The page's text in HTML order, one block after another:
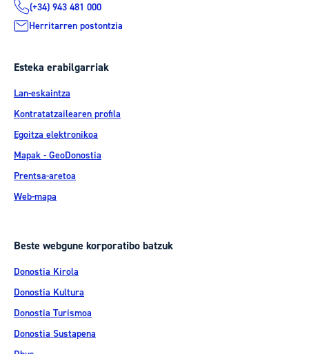
(+34) 943 481 000
Herritarren postontzia
Esteka erabilgarriak
Lan-eskaintza
Kontratatzailearen profila
Egoitza elektronikoa
Mapak - GeoDonostia
Prentsa-aretoa
Web-mapa
Beste webgune korporatibo batzuk
Donostia Kirola
Donostia Kultura
Donostia Turismoa
Donostia Sustapena